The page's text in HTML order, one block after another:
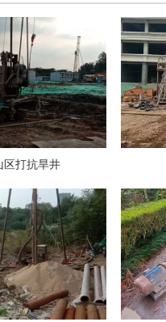
区打抗旱井